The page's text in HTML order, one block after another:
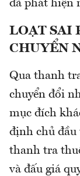
đã phát hiện
LOẠT SAI
CHUYỂN
Qua thanh
chuyển đổi
mục đích
định chủ đầu
thanh tra
và đấu giá